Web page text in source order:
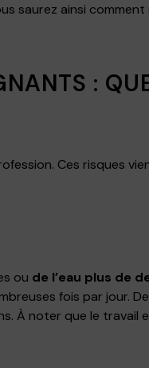
saurez ainsi comment
:
Ces risques
ou de l’eau plus de
fois par jour.
À noter que le travail